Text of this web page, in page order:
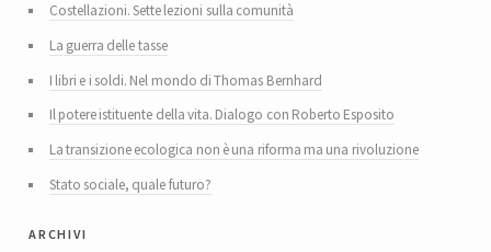
Costellazioni. Sette lezioni sulla comunità
La guerra delle tasse
I libri e i soldi. Nel mondo di Thomas Bernhard
Il potere istituente della vita. Dialogo con Roberto Esposito
La transizione ecologica non è una riforma ma una rivoluzione
Stato sociale, quale futuro?
archivi